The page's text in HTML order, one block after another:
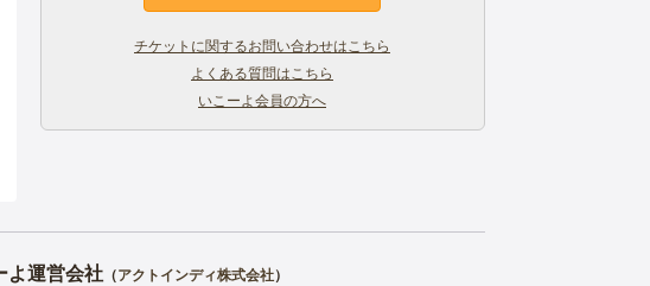
チケットに関するお問い合わせはこちら
よくある質問はこちら
いこーよ会員の方へ
よ運営会社（アクトインディ株式会社）